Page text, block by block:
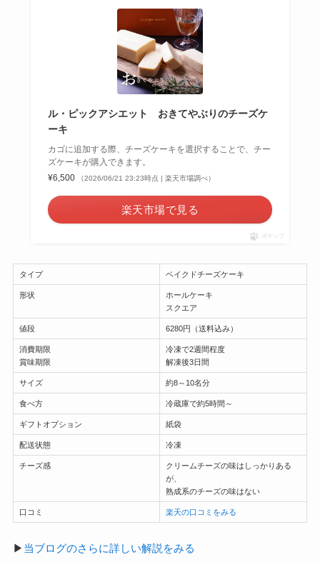
ル・ピックアシエット おきてやぶりのチーズケ
ーキ
カゴに追加する際、チーズケーキを選択することで、チー
ズケーキが購入できます。
¥6,500
（2026/06/21 23:23時点 | 楽天市場調べ）
楽天市場で見る
ポチップ
タイプ ベイクドチーズケーキ
形状
ホールケーキ
スクエア
値段 6280円（送料込み）
消費期限
賞味期限
冷凍で2週間程度
解凍後3日間
サイズ 約8～10名分
食べ方 冷蔵庫で約5時間～
ギフトオプション 紙袋
配送状態 冷凍
チーズ感
クリームチーズの味はしっかりある
が、
熟成系のチーズの味はない
口コミ 楽天の口コミをみる
▶ 当ブログのさらに詳しい解説をみる